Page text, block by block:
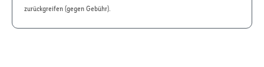
zurückgreifen (gegen Gebühr).